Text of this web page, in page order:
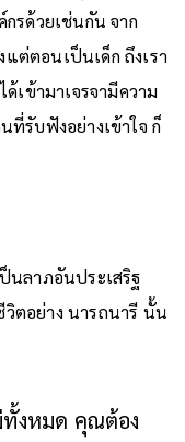
รด้วยเช่นกัน จาก
ต่ตอนเป็นเด็ก ถึงเรา
เข้ามาเจรจามีความ
ที่รับฟังอย่างเข้าใจ ก็
นลาภอันประเสริฐ
ตอย่าง นารถนารี นั้น
งหมด คุณต้อง